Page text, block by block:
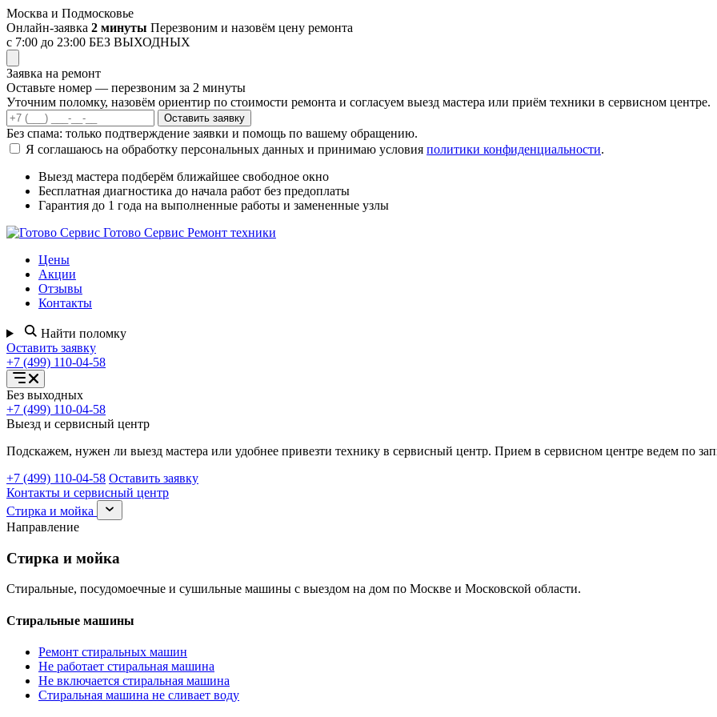
Перейти
к
содержимому
Москва и Подмосковье
Онлайн-заявка 2 минуты Перезвоним и назовём цену ремонта
с 7:00 до 23:00 БЕЗ ВЫХОДНЫХ
Заявка на ремонт
Оставьте номер — перезвоним за 2 минуты
Уточним поломку, назовём ориентир по стоимости ремонта и согласуем выезд мастера или приём техники в сервисном центре.
Оставить заявку
Без спама: только подтверждение заявки и помощь по вашему обращению.
Я соглашаюсь на обработку персональных данных и принимаю условия политики конфиденциальности.
Выезд мастера подберём ближайшее свободное окно
Бесплатная диагностика до начала работ без предоплаты
Гарантия до 1 года на выполненные работы и замененные узлы
Готово Сервис Ремонт техники
Цены
Акции
Отзывы
Контакты
Найти поломку
Оставить заявку
+7 (499) 110-04-58
Открыть
меню
услуг
Без выходных
+7 (499) 110-04-58
Выезд и сервисный центр
Подскажем, нужен ли выезд мастера или удобнее привезти технику в сервисный центр. Прием в сервисном центре ведем по
+7 (499) 110-04-58 Оставить заявку
Контакты и сервисный центр
Стирка и мойка
Раскрыть
раздел
мойка
Направление
Стирка и мойка
Стиральные, посудомоечные и сушильные машины с выездом на дом по Москве и Московской области.
Стиральные машины
Ремонт стиральных машин
Не работает стиральная машина
Не включается стиральная машина
Стиральная машина не сливает воду